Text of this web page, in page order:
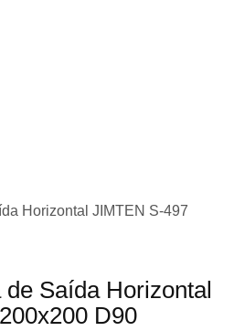
Saída Horizontal
D90